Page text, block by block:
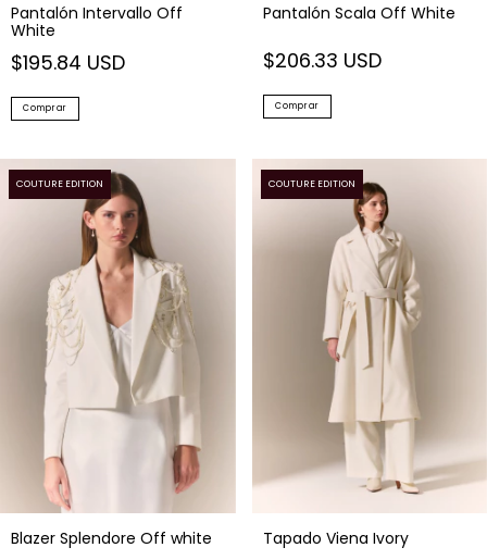
Pantalón Intervallo Off
White
$195.84 USD
Comprar
Pantalón Scala Off White
$206.33 USD
Comprar
COUTURE EDITION
Blazer Splendore Off white
COUTURE EDITION
Tapado Viena Ivory